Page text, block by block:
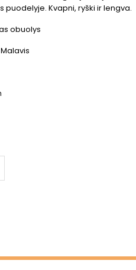
puodelyje. Kvapni, ryški ir lengva.
obuolys
Malavis